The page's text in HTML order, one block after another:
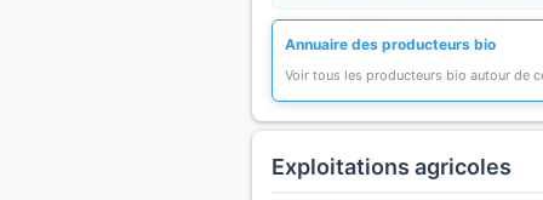
Annuaire des producteurs bio
Voir tous les producteurs bio autour de
Exploitations agricoles